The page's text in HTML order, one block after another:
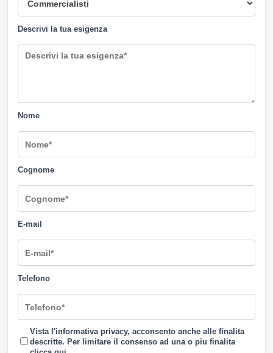
Descrivi la tua esigenza
Nome
Cognome
E-mail
Telefono
Vista l'informativa privacy, acconsento anche alle finalita
descritte. Per limitare il consenso ad una o piu finalita